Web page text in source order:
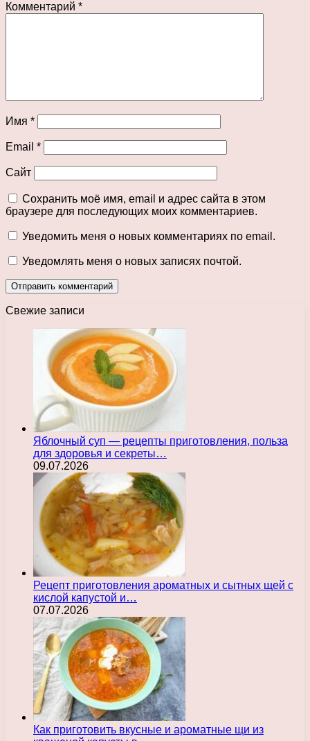
Комментарий *
Имя *
Email *
Сайт
Сохранить моё имя, email и адрес сайта в этом
браузере для последующих моих комментариев.
Уведомить меня о новых комментариях по email.
Уведомлять меня о новых записях почтой.
Свежие записи
Яблочный суп — рецепты приготовления, польза
для здоровья и секреты…
09.07.2026
Рецепт приготовления ароматных и сытных щей с
кислой капустой и…
07.07.2026
Как приготовить вкусные и ароматные щи из